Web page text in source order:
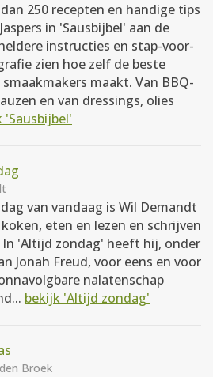
250 recepten en handige tips
in 'Sausbijbel' aan de
instructies en stap-voor-
zien hoe zelf de beste
smaakmakers maakt. Van BBQ-
en van dressings, olies
'Sausbijbel'
van vandaag is Wil Demandt
eten en lezen en schrijven
In 'Altijd zondag' heeft hij, onder
Jonah Freud, voor eens en voor
nalatenschap
bekijk 'Altijd zondag'
Broek